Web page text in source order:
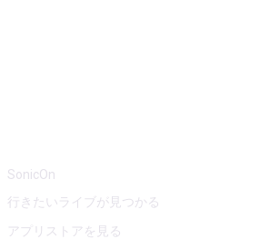
SonicOn
行きたいライブが見つかる
アプリストアを見る